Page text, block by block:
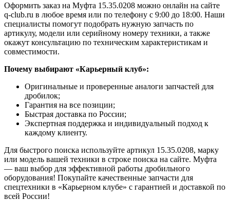
Оформить заказ на Муфта 15.35.0208 можно онлайн на сайте
q-club.ru в любое время или по телефону с 9:00 до 18:00. Наши
специалисты помогут подобрать нужную запчасть по
артикулу, модели или серийному номеру техники, а также
окажут консультацию по техническим характеристикам и
совместимости.
Почему выбирают «Карьерный клуб»:
Оригинальные и проверенные аналоги запчастей для
дробилок;
Гарантия на все позиции;
Быстрая доставка по России;
Экспертная поддержка и индивидуальный подход к
каждому клиенту.
Для быстрого поиска используйте артикул 15.35.0208, марку
или модель вашей техники в строке поиска на сайте. Муфта
— ваш выбор для эффективной работы дробильного
оборудования! Покупайте качественные запчасти для
спецтехники в «Карьерном клубе» с гарантией и доставкой по
всей России!